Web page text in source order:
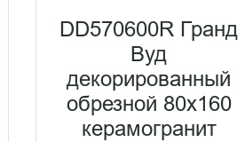
DD570600R Гранд
Вуд
декорированный
обрезной 80x160
керамогранит